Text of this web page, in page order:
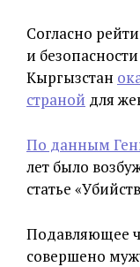
Согласно
и
Кыргызстан
страной для
По данным
лет было
статье
Подавляющее
совершено